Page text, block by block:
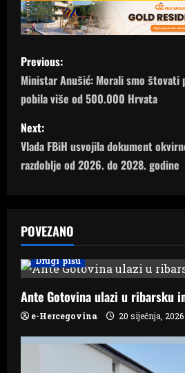
P
o
s
t
n
v
i
g
a
t
Previous:
Ministar Anušić: Morali smo štovati
pobila više od 500.000 Hrvata
Next:
Vlada FBiH usvojila dokument
razdoblje od 2026. do 2028. godine
POVEZANO
Drugi pišu
Ante Gotovina ulazi u ribarsku
e-Hercegovina 20 siječnja, 2026